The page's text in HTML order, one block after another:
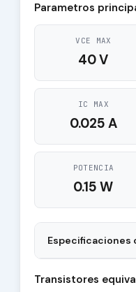
Parametros
VCE MAX
40 V
IC MAX
0.025 A
POTENCIA
0.15 W
Especificaciones
Transistores